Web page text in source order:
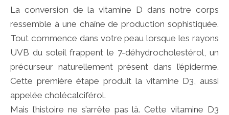
La conversion de la vitamine D dans notre corps
ressemble à une chaîne de production sophistiquée.
Tout commence dans votre peau lorsque les rayons
UVB du soleil frappent le 7-déhydrocholestérol, un
précurseur naturellement présent dans l’épiderme.
Cette première étape produit la vitamine D3, aussi
appelée cholécalciférol.
Mais l’histoire ne s’arrête pas là. Cette vitamine D3